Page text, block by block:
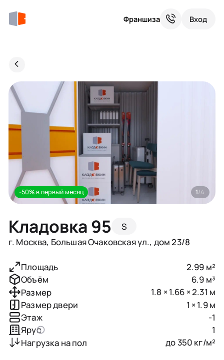
Франшиза Вход
Кладовка 95
S
г. Москва, Большая Очаковская ул., дом 23/8
-50% в первый месяц 1/4
Площадь
2.99 м²
Объём
6.9 м³
Размер
1.8 × 1.66 × 2.31 м
Размер двери
1 × 1.9 м
Этаж
-1
Ярус
1
Нагрузка на пол
до 350 кг/м²